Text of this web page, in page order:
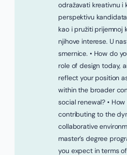
odražavati kreativnu i
perspektivu
kao i pružiti prijemnoj
njihove interese. U
smernice. • How do
role of design today,
reflect your position
within the broader
social renewal? •
contributing to the
collaborative
master’s degree
you expect in terms